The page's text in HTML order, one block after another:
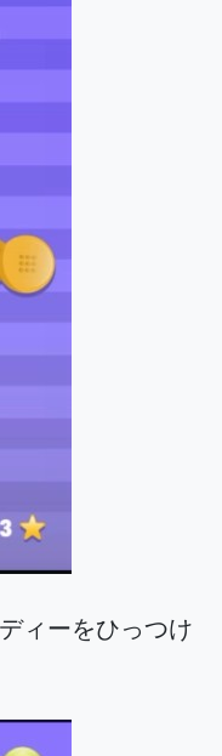
ィーをひっつけ